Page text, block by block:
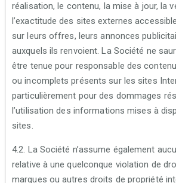
réalisation, le contenu, la mise à jour, la
l’exactitude des sites externes
sur leurs offres, leurs annonces
auxquels ils renvoient. La Société ne
être tenue pour responsable des
ou incomplets présents sur les sites
particulièrement pour des dommages
l’utilisation des informations mises à
sites.
4.2. La Société n’assume également
relative à une quelconque violation de
marques ou autres droits de propriété